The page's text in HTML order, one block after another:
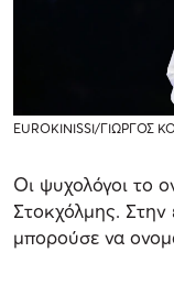
EUROKINISSI/ΓΙΩΡΓΟΣ
Οι ψυχολόγοι το
Στοκχόλμης. Στην
μπορούσε να